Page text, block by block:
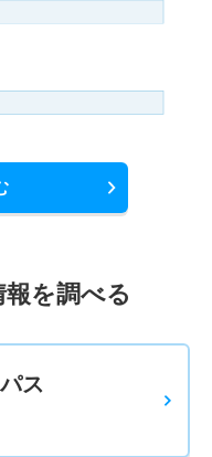
を調べる
ス